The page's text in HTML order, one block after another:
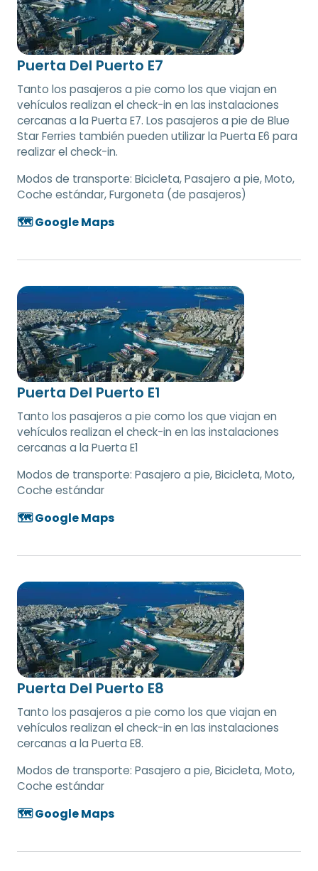
Puerta Del Puerto E7
Tanto los pasajeros a pie como los que viajan en
vehículos realizan el check-in en las instalaciones
cercanas a la Puerta E7. Los pasajeros a pie de Blue
Star Ferries también pueden utilizar la Puerta E6 para
realizar el check-in.
Modos de transporte: Bicicleta, Pasajero a pie, Moto,
Coche estándar, Furgoneta (de pasajeros)
🗺️ Google Maps
Puerta Del Puerto E1
Tanto los pasajeros a pie como los que viajan en
vehículos realizan el check-in en las instalaciones
cercanas a la Puerta E1
Modos de transporte: Pasajero a pie, Bicicleta, Moto,
Coche estándar
🗺️ Google Maps
Puerta Del Puerto E8
Tanto los pasajeros a pie como los que viajan en
vehículos realizan el check-in en las instalaciones
cercanas a la Puerta E8.
Modos de transporte: Pasajero a pie, Bicicleta, Moto,
Coche estándar
🗺️ Google Maps